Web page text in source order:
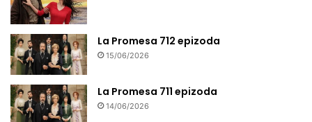
La Promesa 712 epizoda
15/06/2026
La Promesa 711 epizoda
14/06/2026